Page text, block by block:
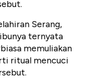
Serang,
ternyata
memuliakan
ritual mencuci